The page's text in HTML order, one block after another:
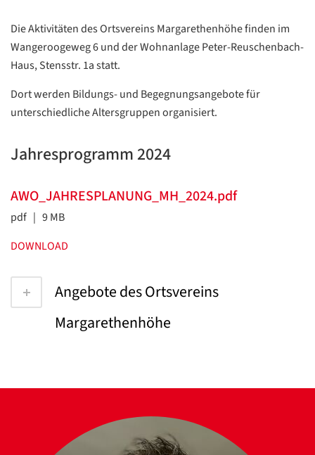
Die Aktivitäten des Ortsvereins Margarethenhöhe finden im
Wangeroogeweg 6 und der Wohnanlage Peter-Reuschenbach-
Haus, Stensstr. 1a statt.
Dort werden Bildungs- und Begegnungsangebote für
unterschiedliche Altersgruppen organisiert.
Jahresprogramm 2024
AWO_JAHRESPLANUNG_MH_2024.pdf
pdf | 9 MB
DOWNLOAD
Angebote des Ortsvereins
Margarethenhöhe